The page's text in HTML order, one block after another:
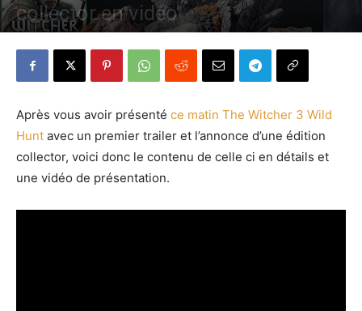
collector en vidéo
Après vous avoir présenté ce matin The Witcher 3 Wild
Hunt avec un premier trailer et l’annonce d’une édition
collector, voici donc le contenu de celle ci en détails et
une vidéo de présentation.